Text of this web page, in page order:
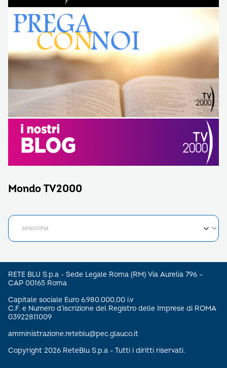
Mondo TV2000
RETE BLU S.p.a - Sede Legale Roma (RM) Via Aurelia 796 –
CAP 00165 Roma
Capitale sociale Euro 6.980.000,00 i.v
C.F. e Numero d’iscrizione del Registro delle Imprese di ROMA
03922811009
amministrazione.reteblu@pec.glauco.it
Copyright 2026 ReteBlu S.p.a - Tutti i diritti riservati.